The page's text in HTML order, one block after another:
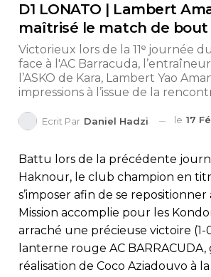
D1 LONATO | Lambert
maîtrisé le match de bout
Victorieux lors de la 11ᵉ journée
face à l'AC Barracuda,
l’ASKO de Kara, Lambert Yao
impressions à l’issue de la
Ecrit Par Daniel Hadzi le 17
Battu lors de la précédente
Haknour, le club champion en
s’imposer afin de se
Mission accomplie pour les
arraché une précieuse victoire (1-
lanterne rouge AC BARRACUDA,
réalisation de Coco Aziadouvo à